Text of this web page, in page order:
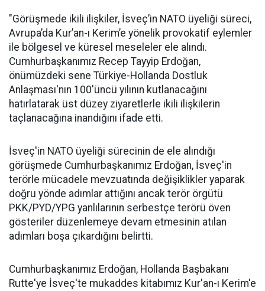
"Görüşmede ikili ilişkiler, İsveç’in NATO üyeliği süreci,
Avrupa’da Kur’an-ı Kerim’e yönelik provokatif eylemler
ile bölgesel ve küresel meseleler ele alındı.
Cumhurbaşkanımız Recep Tayyip Erdoğan,
önümüzdeki sene Türkiye-Hollanda Dostluk
Anlaşması'nın 100'üncü yılının kutlanacağını
hatırlatarak üst düzey ziyaretlerle ikili ilişkilerin
taçlanacağına inandığını ifade etti.
İsveç'in NATO üyeliği sürecinin de ele alındığı
görüşmede Cumhurbaşkanımız Erdoğan, İsveç'in
terörle mücadele mevzuatında değişiklikler yaparak
doğru yönde adımlar attığını ancak terör örgütü
PKK/PYD/YPG yanlılarının serbestçe terörü öven
gösteriler düzenlemeye devam etmesinin atılan
adımları boşa çıkardığını belirtti.
Cumhurbaşkanımız Erdoğan, Hollanda Başbakanı
Rutte'ye İsveç'te mukaddes kitabımız Kur'an-ı Kerim'e